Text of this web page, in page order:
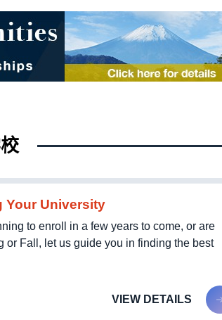
Your University
to enroll in a few years to come, or are
or Fall, let us guide you in finding the best
VIEW DETAILS